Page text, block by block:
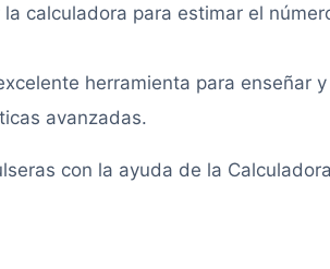
calculadora para estimar el
herramienta para enseñar y
avanzadas.
con la ayuda de la